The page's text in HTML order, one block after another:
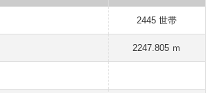
2445 世帯
2247.805 ｍ